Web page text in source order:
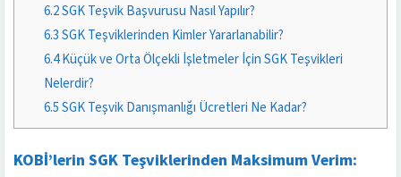
6.2SGK Teşvik Başvurusu Nasıl Yapılır?
6.3SGK Teşviklerinden Kimler Yararlanabilir?
6.4Küçük ve Orta Ölçekli İşletmeler İçin SGK Teşvikleri
Nelerdir?
6.5SGK Teşvik Danışmanlığı Ücretleri Ne Kadar?
KOBİ’lerin SGK Teşviklerinden Maksimum Verim: